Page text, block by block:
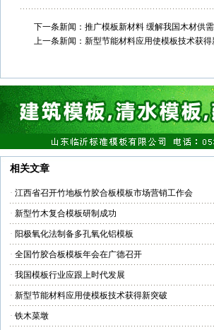
下一条新闻： 推广模板新材料 缓解我国木材供
上一条新闻： 新型节能材料应用使模板技术获得
相关文章
· 江西省召开竹地板竹胶合板模板市场营销工作会
· 新型竹木复合模板研制成功
· 阳极氧化法制备多孔氧化铝模板
· 全国竹胶合板模板年会在广德召开
· 我国模板行业应跟上时代发展
· 新型节能材料应用使模板技术获得新突破
· 铁木菜墩